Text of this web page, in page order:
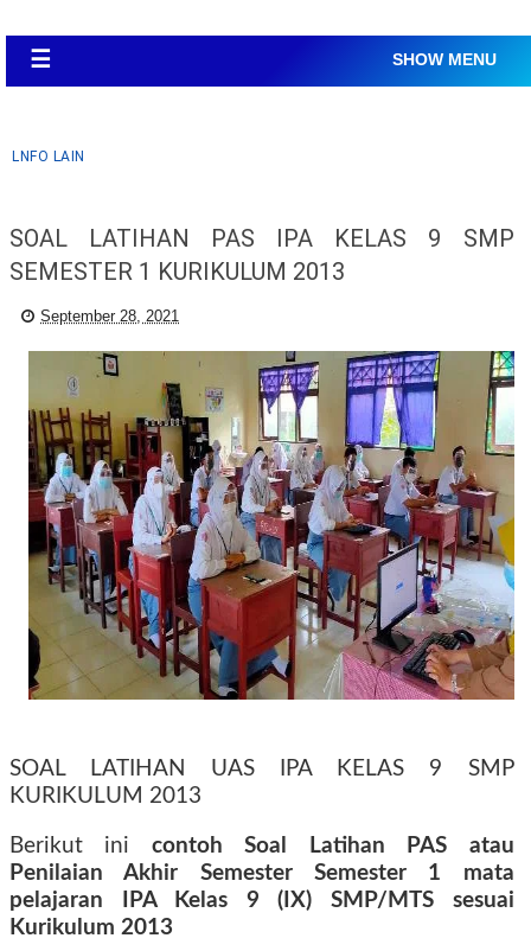
☰ SHOW MENU
LNFO LAIN
SOAL LATIHAN PAS IPA KELAS 9 SMP
SEMESTER 1 KURIKULUM 2013
September 28, 2021
SOAL LATIHAN UAS IPA KELAS 9 SMP
KURIKULUM 2013
Berikut ini contoh Soal Latihan PAS atau
Penilaian Akhir Semester Semester 1 mata
pelajaran IPA Kelas 9 (IX) SMP/MTS sesuai
Kurikulum 2013